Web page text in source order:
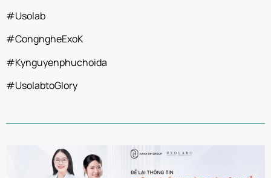
#Usolab
#CongngheExoK
#Kynguyenphuchoida
#UsolabtoGlory